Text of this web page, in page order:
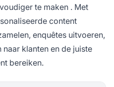
te maken . Met
content
enquêtes uitvoeren,
klanten en de juiste
bereiken.